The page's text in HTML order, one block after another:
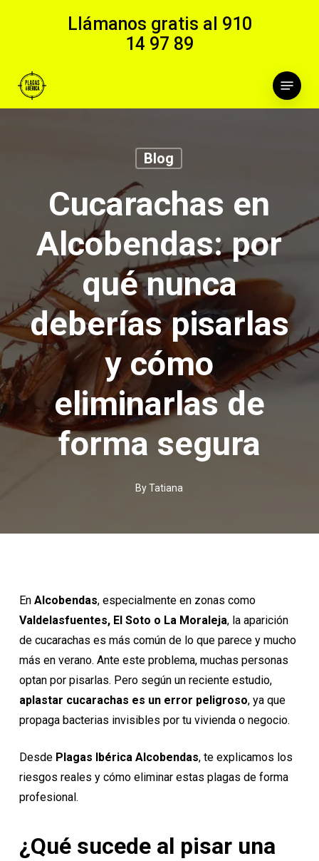
content
Llámanos gratis al 910
14 97 89
Menu
Blog
Cucarachas en
Alcobendas: por
qué nunca
deberías pisarlas
y cómo
eliminarlas de
forma segura
By Tatiana
En Alcobendas, especialmente en zonas como
Valdelasfuentes, El Soto o La Moraleja, la aparición
de cucarachas es más común de lo que parece y mucho
más en verano. Ante este problema, muchas personas
optan por pisarlas. Pero según un reciente estudio,
aplastar cucarachas es un error peligroso, ya que
propaga bacterias invisibles por tu vivienda o negocio.
Desde Plagas Ibérica Alcobendas, te explicamos los
riesgos reales y cómo eliminar estas plagas de forma
profesional.
¿Qué sucede al pisar una